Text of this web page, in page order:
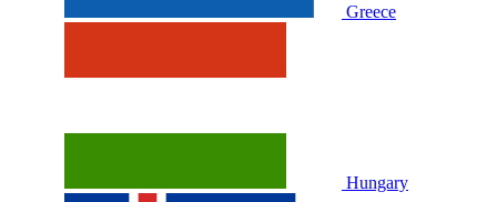
Greece
Hungary